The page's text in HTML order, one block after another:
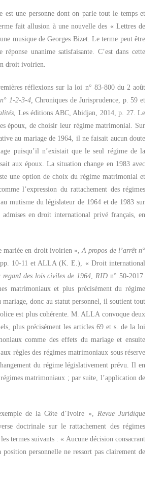
est une personne dont on parle tout le temps et
fait allusion à une nouvelle des « Lettres de
musique de Georges Bizet. Le terme peut être
unanime satisfaisante. C’est dans cette
droit ivoirien.
réflexions sur la loi n° 83-800 du 2 août
1-2-3-4,Chroniques de Jurisprudence, p. 59 et
, Les éditions ABC, Abidjan, 2014, p. 27. Le
époux, de choisir leur régime matrimonial. Sur
au mariage de 1964, il ne faisait aucun doute
puisqu’il n’existait que le seul régime de la
aux époux. La situation change en 1983 avec
une option de choix du régime matrimonial et
l’expression du rattachement des régimes
mutisme du législateur de 1964 et de 1983 sur
en droit international privé français, en
mariée en droit ivoirien », A propos de l’arrêt n°
10-11 et ALLA (K. E.), « Droit international
des lois civiles de 1964,RID n° 50-2017.
matrimoniaux et plus précisément du régime
donc au statut personnel, il soutient tout
est plus cohérente. M. ALLA convoque deux
plus précisément les articles 69 et s. de la loi
comme des effets du mariage et ensuite
règles des régimes matrimoniaux sous réserve
du régime législativement prévu. Il en
matrimoniaux ; par suite, l’application de
de la Côte d’Ivoire », Revue Juridique
doctrinale sur le rattachement des régimes
termes suivants : « Aucune décision consacrant
personnelle ne ressort pas clairement de